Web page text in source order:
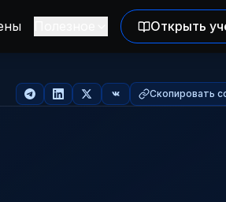
Открыть
Скопировать